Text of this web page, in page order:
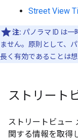
Street View
注: パノラマ ID は一
ません。原則として、
長く有効であることは
ストリート
ストリートビュー
関する情報を取得